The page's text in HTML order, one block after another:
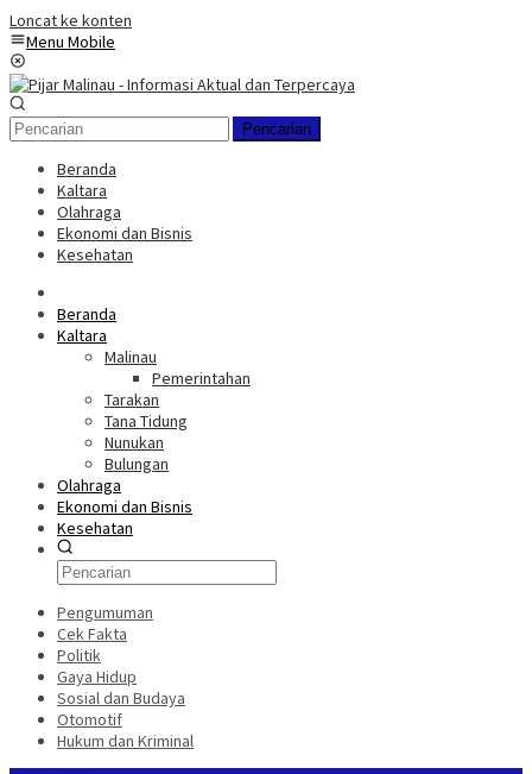
Loncat ke konten
Menu Mobile
Pencarian
Beranda
Kaltara
Olahraga
Ekonomi dan Bisnis
Kesehatan
Beranda
Kaltara
Malinau
Pemerintahan
Tarakan
Tana Tidung
Nunukan
Bulungan
Olahraga
Ekonomi dan Bisnis
Kesehatan
Pengumuman
Cek Fakta
Politik
Gaya Hidup
Sosial dan Budaya
Otomotif
Hukum dan Kriminal